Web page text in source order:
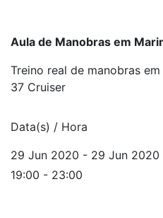
Aula de Manobras em
Treino real de manobras
37 Cruiser
Data(s) / Hora
29 Jun 2020 - 29 Jun 2020
19:00 - 23:00